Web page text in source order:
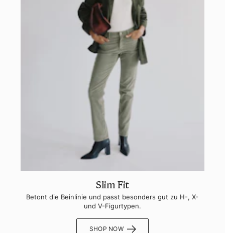
Slim Fit
Betont die Beinlinie und passt besonders gut zu H-, X-
und V-Figurtypen.
SHOP NOW